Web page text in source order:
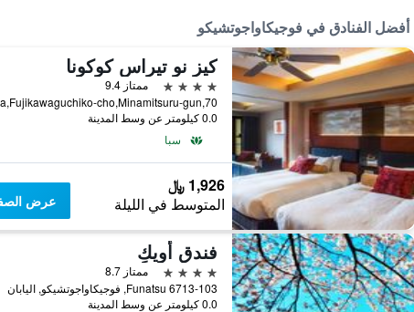
أفضل الفنادق في فوجيكاواجوتشيكو
كيز نو تيراس كوكونا
4 نجوم
ممتاز 9.4
0.0 كيلومتر عن وسط المدينة
سبا
1,926 ﷼
المتوسط في الليلة عرض
فندق أويكِ
4 نجوم
ممتاز 8.7
Funatsu 6713-103, فوجيكاواجوتشيكو, اليابان
0.0 كيلومتر عن وسط المدينة